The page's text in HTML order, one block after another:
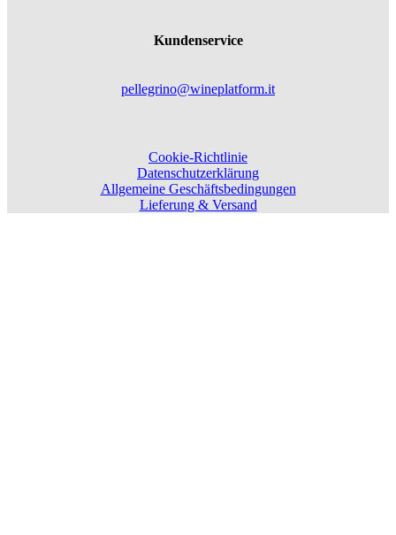
Kundenservice
pellegrino@wineplatform.it
Cookie-Richtlinie
Datenschutzerklärung
Allgemeine Geschäftsbedingungen
Lieferung & Versand